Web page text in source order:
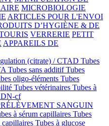
MICROBIOLOGIE
ARTICLES POUR L'ENVOI
D’HYGIÈNE & DE
VERRERIE PETIT
APPAREILS DE
(citrate) / CTAD Tubes
Tubes sans additifTubes
oligo-éléments Tubes
Tubes vétérinaires Tubes à
cf
SANGUIN
à sérum capillaires Tubes
Tubes à glucose